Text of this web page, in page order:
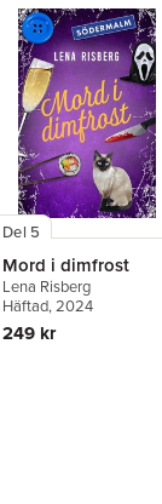
Del 5
Mord i dimfrost
Lena Risberg
Häftad, 2024
249 kr